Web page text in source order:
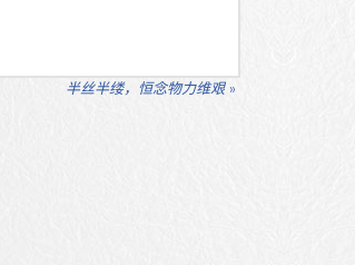
半丝半缕，恒念物力维艰 »